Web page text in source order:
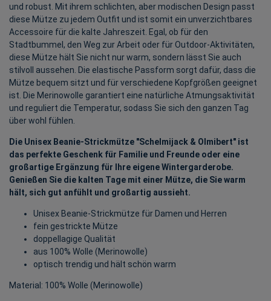
und robust. Mit ihrem schlichten, aber modischen Design passt
diese Mütze zu jedem Outfit und ist somit ein unverzichtbares
Accessoire für die kalte Jahreszeit. Egal, ob für den
Stadtbummel, den Weg zur Arbeit oder für Outdoor-Aktivitäten,
diese Mütze hält Sie nicht nur warm, sondern lässt Sie auch
stilvoll aussehen. Die elastische Passform sorgt dafür, dass die
Mütze bequem sitzt und für verschiedene Kopfgrößen geeignet
ist. Die Merinowolle garantiert eine natürliche Atmungsaktivität
und reguliert die Temperatur, sodass Sie sich den ganzen Tag
über wohl fühlen.
Die Unisex Beanie-Strickmütze "Schelmijack & Olmibert" ist
das perfekte Geschenk für Familie und Freunde oder eine
großartige Ergänzung für Ihre eigene Wintergarderobe.
Genießen Sie die kalten Tage mit einer Mütze, die Sie warm
hält, sich gut anfühlt und großartig aussieht.
Unisex Beanie-Strickmütze für Damen und Herren
fein gestrickte Mütze
doppellagige Qualität
aus 100% Wolle (Merinowolle)
optisch trendig und hält schön warm
Material: 100% Wolle (Merinowolle)